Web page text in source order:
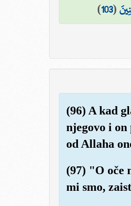
(
103
)
(96) A kad
njegovo i
od Allaha
(97) "O oče
mi smo,